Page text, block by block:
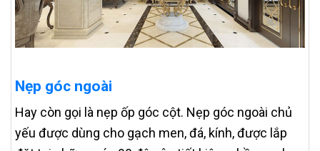
Nẹp góc ngoài
Hay còn gọi là nẹp ốp góc cột. Nẹp góc ngoài chủ
yếu được dùng cho gạch men, đá, kính, được lắp